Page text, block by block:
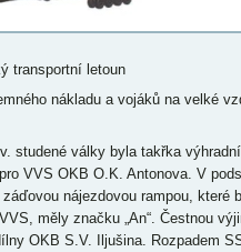
transportní letoun
nákladu a vojáků na velké
studené války byla takřka
VVS OKB O.K. Antonova. V
nájezdovou rampou, které
měly značku „An“. Čestnou
OKB S.V. Iljušina. Rozpadem